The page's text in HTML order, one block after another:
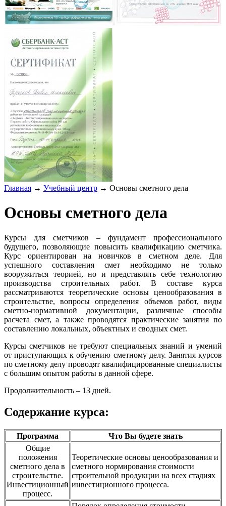
Главная → Учебный центр → Основы сметного дела
Основы сметного дела
Курсы для сметчиков – фундамент профессионального
будущего, позволяющие повысить квалификацию сметчика.
Курс ориентирован на новичков в сметном деле. Для
успешного составления смет необходимо не только
вооружиться теорией, но и представлять себе технологию
производства строительных работ. В составе курса
рассматриваются теоретические основы ценообразования в
строительстве, вопросы определения объемов работ, виды
сметно-нормативной документации, различные способы
расчета смет, а также проводятся практические занятия по
составлению локальных, объектных и сводных смет.
Курсы сметчиков не требуют специальных знаний и умений
от приступающих к обучению сметному делу. Занятия курсов
по сметному делу проводят квалифицированные специалисты
с большим опытом работы в данной сфере.
Продолжительность – 13 дней.
Содержание курса:
Программа
Что Вы будете знать
Общие
положения
сметного дела в
строительстве.
Инвестиционный
процесс.
Теоретические основы ценообразования и
сметного нормирования стоимости
строительной продукции на всех стадиях
инвестиционного процесса.